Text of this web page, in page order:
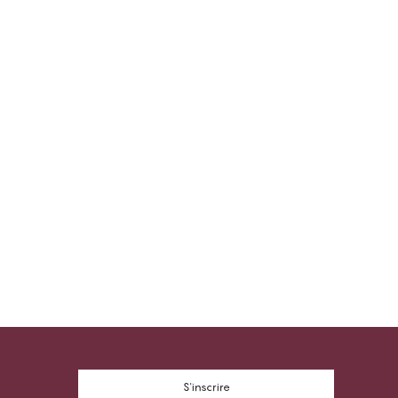
S'inscrire